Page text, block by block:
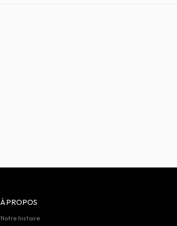
À PROPOS
Notre histoire